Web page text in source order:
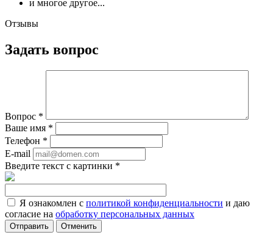
и многое другое...
Отзывы
Задать вопрос
Вопрос *
Ваше имя *
Телефон *
E-mail
Введите текст с картинки *
Я ознакомлен с политикой конфиденциальности и даю
согласие на обработку персональных данных
Отменить